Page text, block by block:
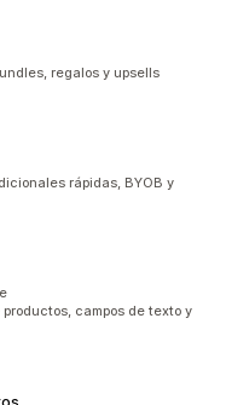
regalos y upsells
rápidas, BYOB y
campos de texto y